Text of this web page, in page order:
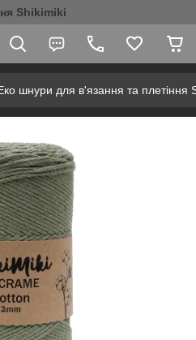
Shikimiki
шнури для в'язання та плетіння